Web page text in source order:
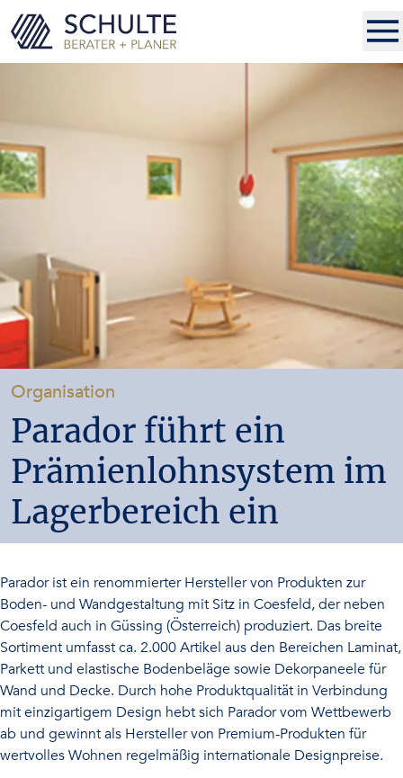
Organisation
Parador führt ein
Prämienlohnsystem im
Lagerbereich ein
Parador ist ein renommierter Hersteller von Produkten zur
Boden- und Wandgestaltung mit Sitz in Coesfeld, der neben
Coesfeld auch in Güssing (Österreich) produziert. Das breite
Sortiment umfasst ca. 2.000 Artikel aus den Bereichen Laminat,
Parkett und elastische Bodenbeläge sowie Dekorpaneele für
Wand und Decke. Durch hohe Produktqualität in Verbindung
mit einzigartigem Design hebt sich Parador vom Wettbewerb
ab und gewinnt als Hersteller von Premium-Produkten für
wertvolles Wohnen regelmäßig internationale Designpreise.